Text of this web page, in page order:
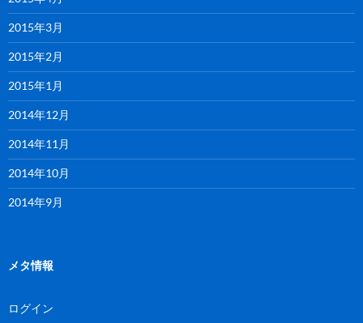
2015年3月
2015年2月
2015年1月
2014年12月
2014年11月
2014年10月
2014年9月
メタ情報
ログイン